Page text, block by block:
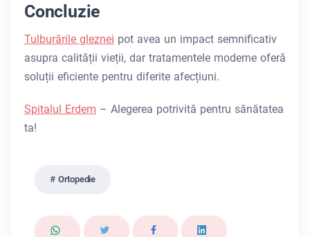
Concluzie
Tulburările gleznei pot avea un impact semnificativ
asupra calității vieții, dar tratamentele moderne oferă
soluții eficiente pentru diferite afecțiuni.
Spitalul Erdem – Alegerea potrivită pentru sănătatea
ta!
Ortopedie